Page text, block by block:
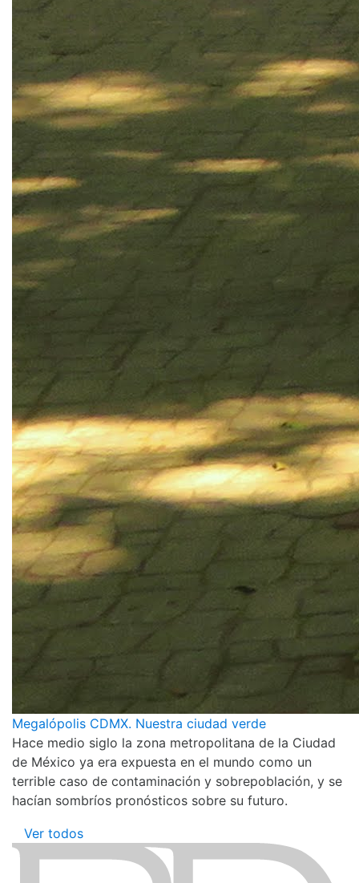
Megalópolis CDMX. Nuestra ciudad verde
Hace medio siglo la zona metropolitana de la Ciudad
de México ya era expuesta en el mundo como un
terrible caso de contaminación y sobrepoblación, y se
hacían sombríos pronósticos sobre su futuro.
Ver todos